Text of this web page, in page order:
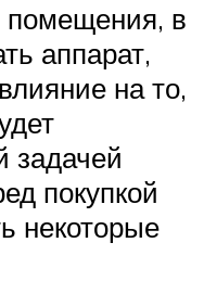
помещения, в
аппарат,
на то,
задачей
покупкой
некоторые